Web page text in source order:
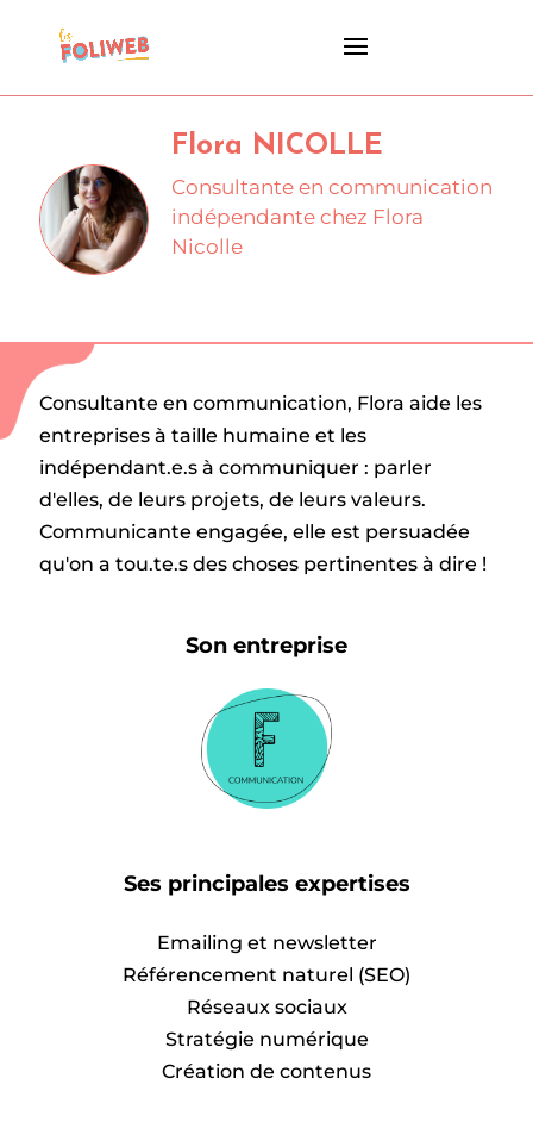
Flora NICOLLE
Consultante en communication
indépendante chez Flora
Nicolle
Consultante en communication, Flora aide les
entreprises à taille humaine et les
indépendant.e.s à communiquer : parler
d'elles, de leurs projets, de leurs valeurs.
Communicante engagée, elle est persuadée
qu'on a tou.te.s des choses pertinentes à dire !
Son entreprise
Ses principales expertises
Emailing et newsletter
Référencement naturel (SEO)
Réseaux sociaux
Stratégie numérique
Création de contenus